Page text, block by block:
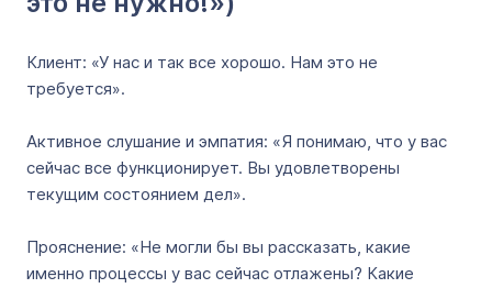
Клиент: «У нас и так все хорошо. Нам это не
требуется».
Активное слушание и эмпатия: «Я понимаю, что у вас
сейчас все функционирует. Вы удовлетворены
текущим состоянием дел».
Прояснение: «Не могли бы вы рассказать, какие
именно процессы у вас сейчас отлажены? Какие